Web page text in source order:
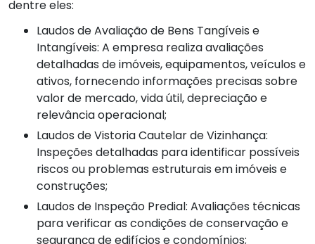
dentre eles:
Laudos de Avaliação de Bens Tangíveis e
Intangíveis: A empresa realiza avaliações
detalhadas de imóveis, equipamentos, veículos e
ativos, fornecendo informações precisas sobre
valor de mercado, vida útil, depreciação e
relevância operacional;
Laudos de Vistoria Cautelar de Vizinhança:
Inspeções detalhadas para identificar possíveis
riscos ou problemas estruturais em imóveis e
construções;
Laudos de Inspeção Predial: Avaliações técnicas
para verificar as condições de conservação e
segurança de edifícios e condomínios;